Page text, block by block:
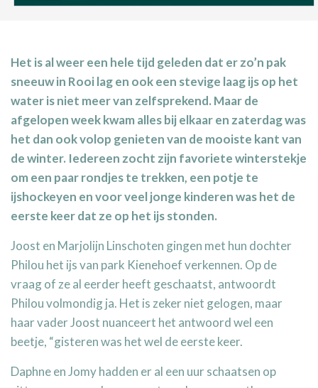
Het is al weer een hele tijd geleden dat er zo’n pak
sneeuw in Rooi lag en ook een stevige laag ijs op het
water is niet meer van zelfsprekend. Maar de
afgelopen week kwam alles bij elkaar en zaterdag was
het dan ook volop genieten van de mooiste kant van
de winter. Iedereen zocht zijn favoriete winterstekje
om een paar rondjes te trekken, een potje te
ijshockeyen en voor veel jonge kinderen was het de
eerste keer dat ze op het ijs stonden.
Joost en Marjolijn Linschoten gingen met hun dochter
Philou het ijs van park Kienehoef verkennen. Op de
vraag of ze al eerder heeft geschaatst, antwoordt
Philou volmondig ja. Het is zeker niet gelogen, maar
haar vader Joost nuanceert het antwoord wel een
beetje, “gisteren was het wel de eerste keer.
Daphne en Jomy hadden er al een uur schaatsen op